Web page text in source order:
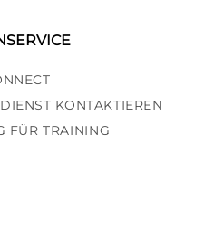
KONTAKTIEREN
FÜR TRAINING